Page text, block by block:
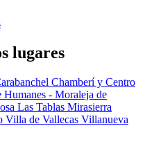
lugares
Chamberí y Centro
Humanes - Moraleja de
Las Tablas Mirasierra
Villa de Vallecas Villanueva